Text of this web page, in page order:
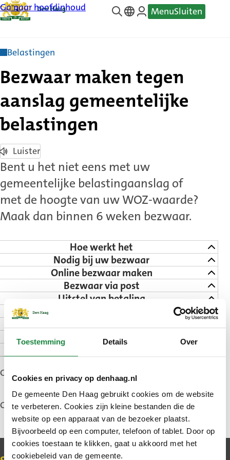
Toestemming Details Over
Cookies en privacy op denhaag.nl
De gemeente Den Haag gebruikt cookies om de website
te verbeteren. Cookies zijn kleine bestanden die de
website op een apparaat van de bezoeker plaatst.
Bijvoorbeeld op een computer, telefoon of tablet. Door op
cookies toestaan te klikken, gaat u akkoord met het
cookiebeleid van de gemeente.
Ga naar hoofdinhoud
—
MenuSluiten
Belastingen
Bezwaar maken tegen
aanslag gemeentelijke
belastingen
Luister
Bent u het niet eens met uw
gemeentelijke belastingaanslag of
met de hoogte van uw WOZ-waarde?
Maak dan binnen 6 weken bezwaar.
Hoe werkt het
Nodig bij uw bezwaar
Online bezwaar maken
Bezwaar via post
Uitstel van betaling
Veelgestelde vragen
Gepubliceerd: 11 april 2022
Gewijzigd: 19 juni 2026